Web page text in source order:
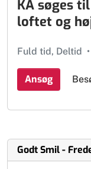
KA søges
loftet og
Fuld tid, Deltid •
Ansøg
Godt Smil -